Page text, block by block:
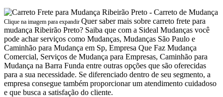
Clique na imagem para expandir Quer saber mais sobre carreto frete para
mudança Ribeirão Preto? Saiba que com a Sideal Mudanças você
pode achar serviços como Mudanças, Mudanças São Paulo e
Caminhão para Mudança em Sp, Empresa Que Faz Mudança
Comercial, Serviços de Mudança para Empresas, Caminhão para
Mudança na Barra Funda entre outras opções que são oferecidas
para a sua necessidade. Se diferenciado dentro de seu segmento, a
empresa consegue também proporcionar um atendimento cuidadoso
e que busca a satisfação do cliente.